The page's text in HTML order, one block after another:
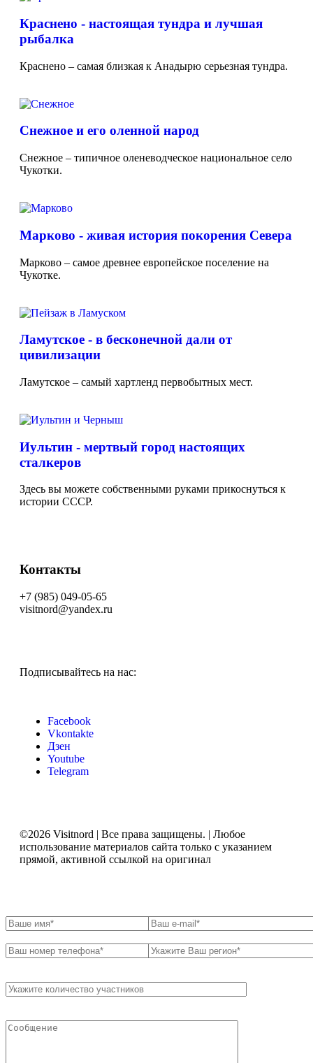
Краснено - настоящая тундра и лучшая
рыбалка
Краснено – самая близкая к Анадырю серьезная тундра.
Снежное и его оленной народ
Снежное – типичное оленеводческое национальное село
Чукотки.
Марково - живая история покорения Севера
Марково – самое древнее европейское поселение на
Чукотке.
Ламутское - в бесконечной дали от
цивилизации
Ламутское – самый хартленд первобытных мест.
Иультин - мертвый город настоящих
сталкеров
Здесь вы можете собственными руками прикоснуться к
истории СССР.
Контакты
+7 (985) 049-05-65
visitnord@yandex.ru
Подписывайтесь на нас:
Facebook
Vkontakte
Дзен
Youtube
Telegram
©2026 Visitnord | Все права защищены. | Любое
использование материалов сайта только с указанием
прямой, активной ссылкой на оригинал